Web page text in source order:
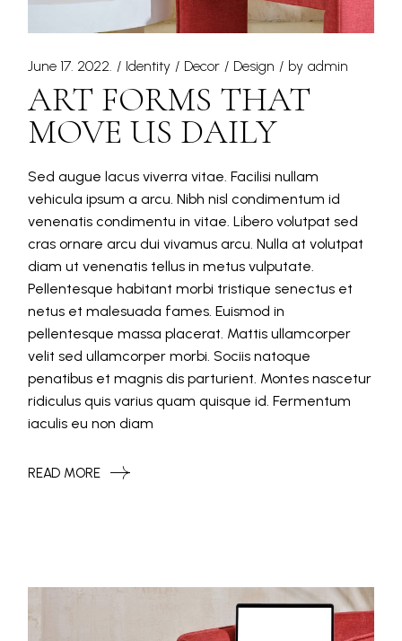
June 17. 2022. Identity Decor Design by admin
ART FORMS THAT
MOVE US DAILY
Sed augue lacus viverra vitae. Facilisi nullam
vehicula ipsum a arcu. Nibh nisl condimentum id
venenatis condimentu in vitae. Libero volutpat sed
cras ornare arcu dui vivamus arcu. Nulla at volutpat
diam ut venenatis tellus in metus vulputate.
Pellentesque habitant morbi tristique senectus et
netus et malesuada fames. Euismod in
pellentesque massa placerat. Mattis ullamcorper
velit sed ullamcorper morbi. Sociis natoque
penatibus et magnis dis parturient. Montes nascetur
ridiculus quis varius quam quisque id. Fermentum
iaculis eu non diam
READ MORE